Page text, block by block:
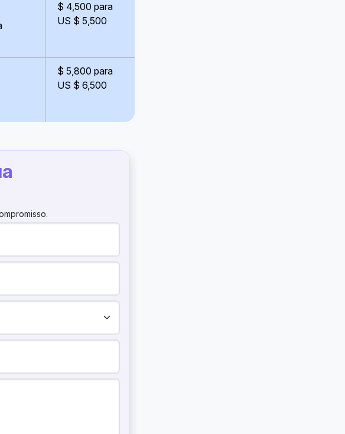
$ 4,500 para
US $ 5,500
$ 5,800 para
US $ 6,500